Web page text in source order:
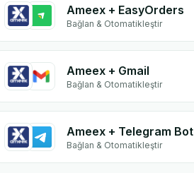
Ameex + EasyOrders
Bağlan & Otomatikleştir
Ameex + Gmail
Bağlan & Otomatikleştir
Ameex + Telegram Bot
Bağlan & Otomatikleştir